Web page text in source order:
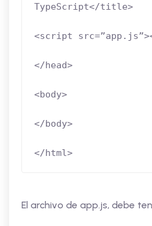
TypeScript</title>
<script
</head>
<body>
</body>
</html>
El archivo de app.js, debe